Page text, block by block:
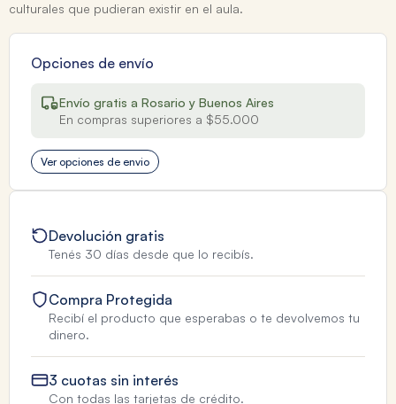
culturales que pudieran existir en el aula.
Opciones de envío
Envío gratis a Rosario y Buenos Aires
En compras superiores a $55.000
Ver opciones de envio
Devolución gratis
Tenés 30 días desde que lo recibís.
Compra Protegida
Recibí el producto que esperabas o te devolvemos tu
dinero.
3 cuotas sin interés
Con todas las tarjetas de crédito.